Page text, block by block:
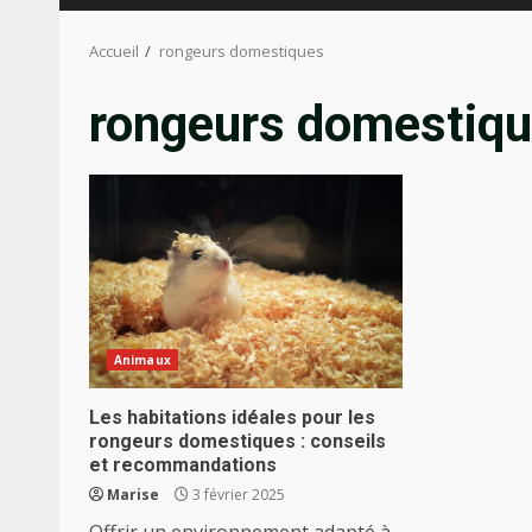
Accueil rongeurs domestiques
rongeurs
Animaux
Les habitations idéales pour les
rongeurs domestiques : conseils
et recommandations
Marise 3 février 2025